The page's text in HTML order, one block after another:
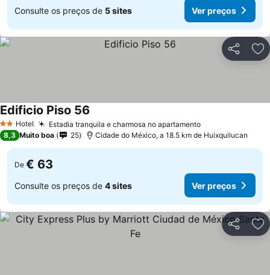
Consulte os preços de 5 sites Ver preços
Partilhar
2 Estrelas
Hotel Estadia tranquila e charmosa no apartamentoVer preços
Edificio Piso 56
8,3 Muito boa 25 Cidade do México, a 18.5 km de Huixquilucan
De € 63
Consulte os preços de 4 sites Ver preços
Partilhar